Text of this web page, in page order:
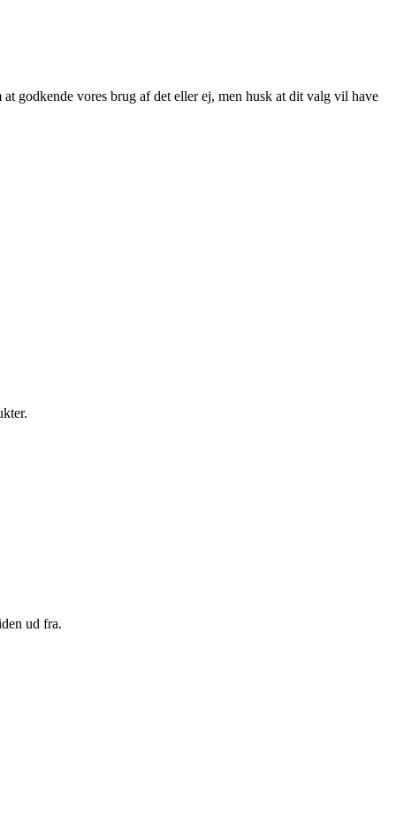
godkende vores brug af det eller ej, men husk at dit valg vil have
ud fra.